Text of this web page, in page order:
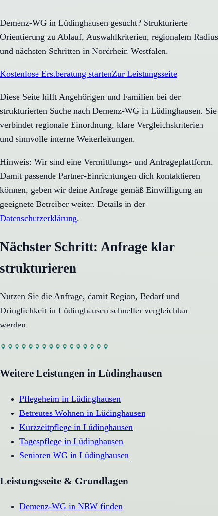
Demenz-WG in Lüdinghausen gesucht? Strukturierte
Orientierung zu Ablauf, Auswahlkriterien, regionalem Radius
und nächsten Schritten in Nordrhein-Westfalen.
Kostenlose Erstberatung startenZur Leistungsseite
Diese Seite hilft Angehörigen und Familien bei der
strukturierten Suche nach Demenz-WG in Lüdinghausen. Sie
verbindet regionale Einordnung, klare Vergleichskriterien
und sinnvolle interne Weiterleitungen.
Hinweis: Wir sind eine Vermittlungs- und Anfrageplattform.
Damit passende Partner-Einrichtungen dich kontaktieren
können, geben wir deine Anfrage gemäß Einwilligung an
geeignete Betreiber weiter. Details in der
Datenschutzerklärung.
Nächster Schritt: Anfrage klar
strukturieren
Nutzen Sie die Anfrage, damit Region, Bedarf und
Dringlichkeit in Lüdinghausen schneller vergleichbar
werden.
Weitere Leistungen in Lüdinghausen
Pflegeheim in Lüdinghausen
Betreutes Wohnen in Lüdinghausen
Kurzzeitpflege in Lüdinghausen
Tagespflege in Lüdinghausen
Senioren WG in Lüdinghausen
Leistungsseite & Grundlagen
Demenz-WG in NRW finden